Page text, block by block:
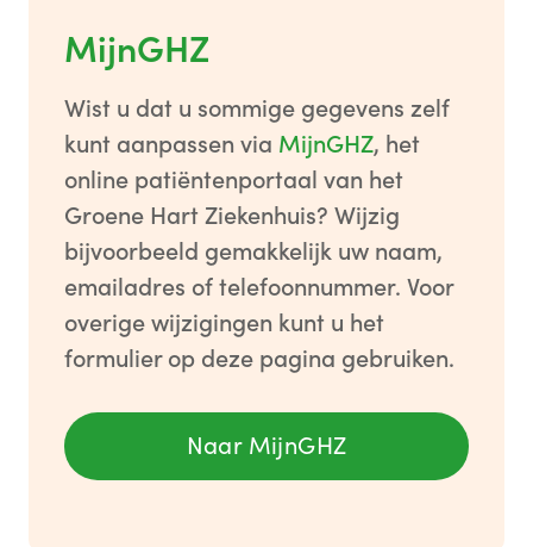
MijnGHZ
Wist u dat u sommige gegevens zelf
kunt aanpassen via MijnGHZ, het
online patiëntenportaal van het
Groene Hart Ziekenhuis? Wijzig
bijvoorbeeld gemakkelijk uw naam,
emailadres of telefoonnummer. Voor
overige wijzigingen kunt u het
formulier op deze pagina gebruiken.
Naar MijnGHZ